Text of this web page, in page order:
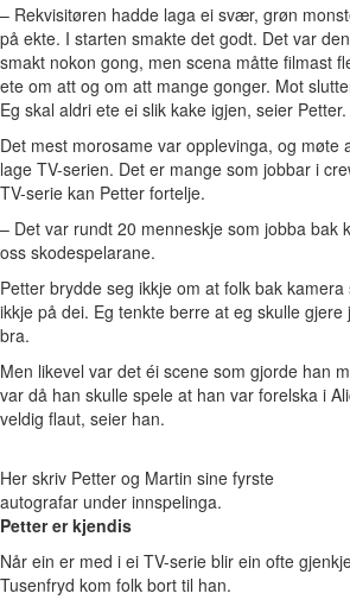
– Rekvisitøren hadde laga ei svær, grøn
på ekte. I starten smakte det godt. Det var
smakt nokon gong, men scena måtte filmast
ete om att og om att mange gonger. Mot
Eg skal aldri ete ei slik kake igjen, seier Petter.
Det mest morosame var opplevinga, og møte
lage TV-serien. Det er mange som jobbar i
TV-serie kan Petter fortelje.
– Det var rundt 20 menneskje som jobba bak
oss skodespelarane.
Petter brydde seg ikkje om at folk bak
ikkje på dei. Eg tenkte berre at eg skulle
bra.
Men likevel var det éi scene som gjorde han
var då han skulle spele at han var forelska i
veldig flaut, seier han.
Her skriv Petter og Martin sine fyrste
autografar under innspelinga.
Petter er kjendis
Når ein er med i ei TV-serie blir ein ofte
Tusenfryd kom folk bort til han.